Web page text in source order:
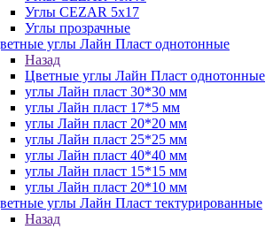
Углы CEZAR 5х17
Углы прозрачные
углы Лайн Пласт однотонные
Назад
Цветные углы Лайн Пласт однотонные
углы Лайн пласт 30*30 мм
углы Лайн пласт 17*5 мм
углы Лайн пласт 20*20 мм
углы Лайн пласт 25*25 мм
углы Лайн пласт 40*40 мм
углы Лайн пласт 15*15 мм
углы Лайн пласт 20*10 мм
углы Лайн Пласт тектурированные
Назад